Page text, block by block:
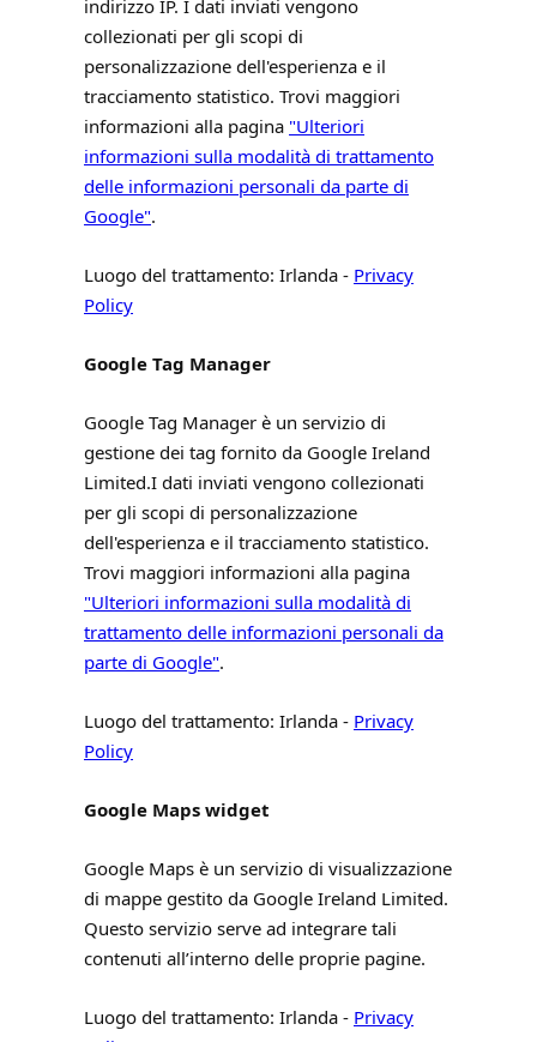
indirizzo IP. I dati inviati vengono
collezionati per gli scopi di
personalizzazione dell'esperienza e il
tracciamento statistico. Trovi maggiori
informazioni alla pagina "Ulteriori
informazioni sulla modalità di trattamento
delle informazioni personali da parte di
Google".
Luogo del trattamento: Irlanda - Privacy
Policy
Google Tag Manager
Google Tag Manager è un servizio di
gestione dei tag fornito da Google Ireland
Limited.I dati inviati vengono collezionati
per gli scopi di personalizzazione
dell'esperienza e il tracciamento statistico.
Trovi maggiori informazioni alla pagina
"Ulteriori informazioni sulla modalità di
trattamento delle informazioni personali da
parte di Google".
Luogo del trattamento: Irlanda - Privacy
Policy
Google Maps widget
Google Maps è un servizio di visualizzazione
di mappe gestito da Google Ireland Limited.
Questo servizio serve ad integrare tali
contenuti all’interno delle proprie pagine.
Luogo del trattamento: Irlanda - Privacy